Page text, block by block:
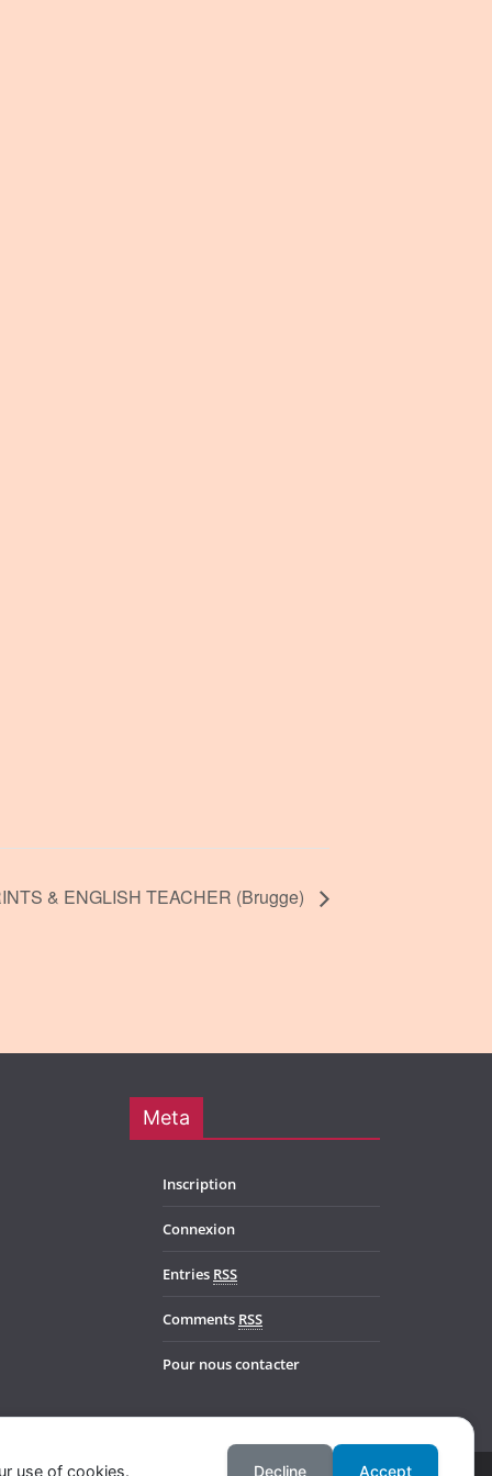
& ENGLISH TEACHER (Brugge)
Meta
Inscription
Connexion
Entries RSS
Comments RSS
Pour nous contacter
use of cookies. Decline Accept